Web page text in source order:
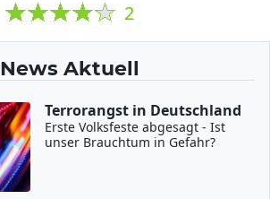
2
News Aktuell
Terrorangst in Deutschland
Erste Volksfeste abgesagt - Ist
unser Brauchtum in Gefahr?